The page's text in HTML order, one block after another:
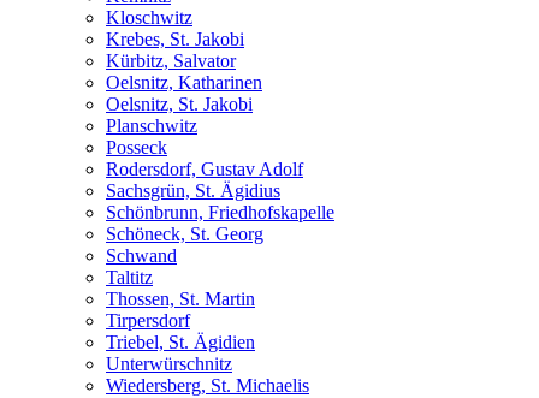
Kloschwitz
Krebes, St. Jakobi
Kürbitz, Salvator
Oelsnitz, Katharinen
Oelsnitz, St. Jakobi
Planschwitz
Posseck
Rodersdorf, Gustav Adolf
Sachsgrün, St. Ägidius
Schönbrunn, Friedhofskapelle
Schöneck, St. Georg
Schwand
Taltitz
Thossen, St. Martin
Tirpersdorf
Triebel, St. Ägidien
Unterwürschnitz
Wiedersberg, St. Michaelis